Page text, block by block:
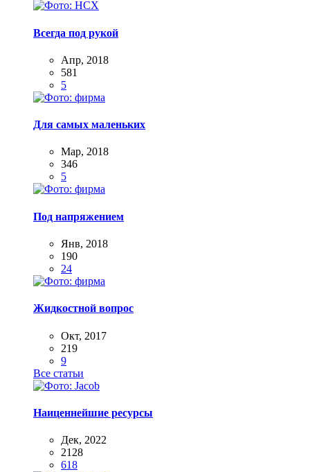
Всегда под рукой
Апр, 2018
581
5
Для самых маленьких
Мар, 2018
346
5
Под напряжением
Янв, 2018
190
24
Жидкостной вопрос
Окт, 2017
219
9
Все статьи
Наиценнейшие ресурсы
Дек, 2022
2128
618